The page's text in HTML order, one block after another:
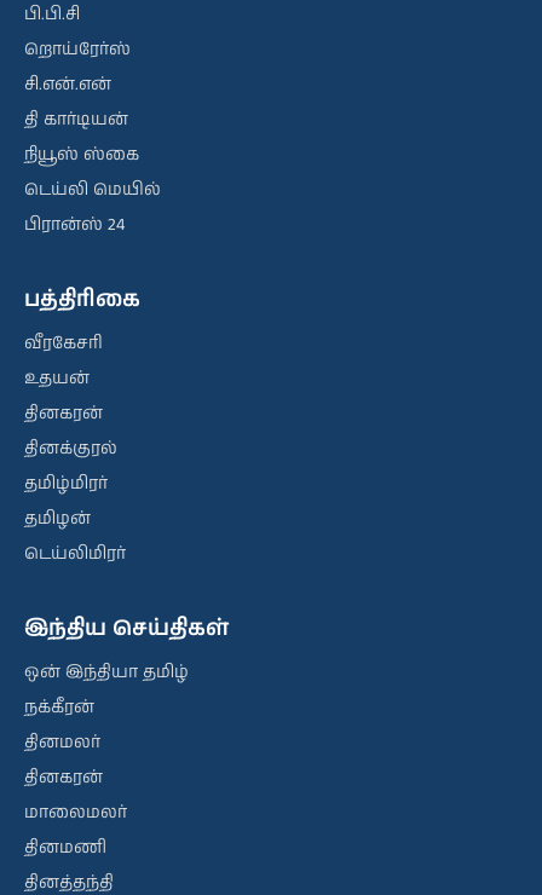
பி.பி.சி
றொய்ரேர்ஸ்
சி.என்.என்
தி கார்டியன்
நியூஸ் ஸ்கை
டெய்லி மெயில்
பிரான்ஸ் 24
பத்திரிகை
வீரகேசரி
உதயன்
தினகரன்
தினக்குரல்
தமிழ்மிரர்
தமிழன்
டெய்லிமிரர்
இந்திய செய்திகள்
ஒன் இந்தியா தமிழ்
நக்கீரன்
தினமலர்
தினகரன்
மாலைமலர்
தினமணி
தினத்தந்தி